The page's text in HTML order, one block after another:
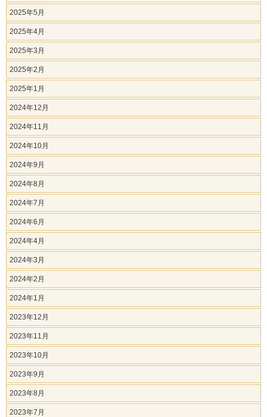
2025年5月
2025年4月
2025年3月
2025年2月
2025年1月
2024年12月
2024年11月
2024年10月
2024年9月
2024年8月
2024年7月
2024年6月
2024年4月
2024年3月
2024年2月
2024年1月
2023年12月
2023年11月
2023年10月
2023年9月
2023年8月
2023年7月